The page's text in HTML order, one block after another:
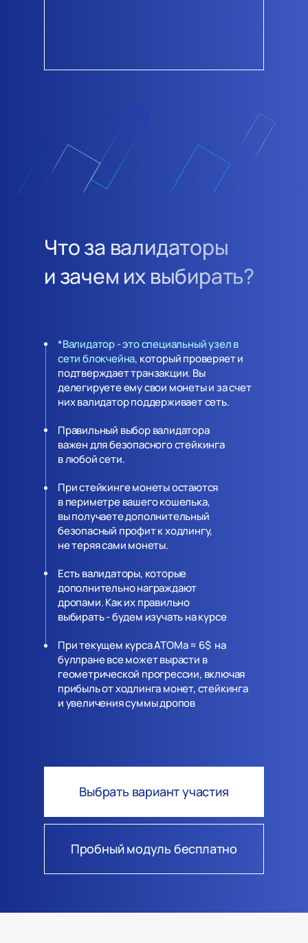
Что за валидаторы
и зачем их выбирать?
При текущем курса АТОМа ≈ 6$ на
буллране все может вырасти в
геометрической прогрессии, включая
прибыль от ходлинга монет, стейкинга
и увеличения суммы дропов
Есть валидаторы, которые
дополнительно награждают
дропами. Как их правильно
выбирать - будем изучать на курсе
При стейкинге монеты остаются
в периметре вашего кошелька,
вы получаете дополнительный
безопасный профит к ходлингу,
не теряя сами монеты.
Правильный выбор валидатора
важен для безопасного стейкинга
в любой сети.
*Валидатор - это специальный узел в
сети блокчейна, который проверяет и
подтверждает транзакции. Вы
делегируете ему свои монеты и за счет
них валидатор поддерживает сеть.
Выбрать вариант участия
Пробный модуль бесплатно